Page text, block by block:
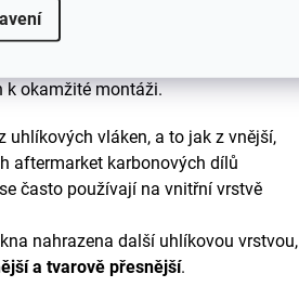
CARBON
sportovní vzhled a podtrhne jeho
k okamžité montáži.
uhlíkových vláken, a to jak z vnější,
aftermarket karbonových dílů
často používají na vnitřní vrstvě
nahrazena další uhlíkovou vrstvou,
a tvarově přesnější.